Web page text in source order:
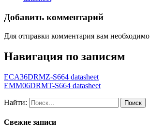
Добавить комментарий
Для отправки комментария вам необходимо
Навигация по записям
ECA36DRMZ-S664 datasheet
EMM06DRMT-S664 datasheet
Найти:
Свежие записи